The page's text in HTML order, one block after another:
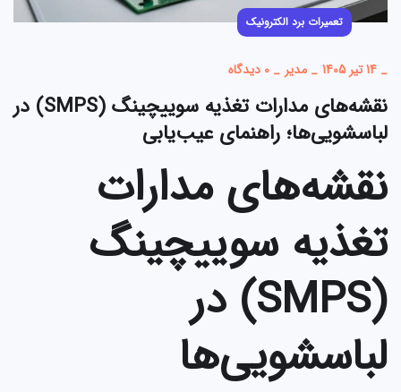
تعمیرات برد الکترونیک
_ 14 تیر 1405 _ مدیر _ 0 دیدگاه
نقشه‌های مدارات تغذیه سوییچینگ (SMPS) در
لباسشویی‌ها؛ راهنمای عیب‌یابی
نقشه‌های مدارات
تغذیه سوییچینگ
(SMPS) در
لباسشویی‌ها